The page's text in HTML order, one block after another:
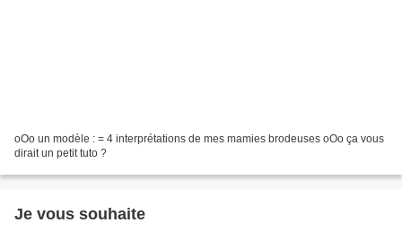
oOo un modèle : = 4 interprétations de mes mamies brodeuses oOo ça vous
dirait un petit tuto ?
Je vous souhaite